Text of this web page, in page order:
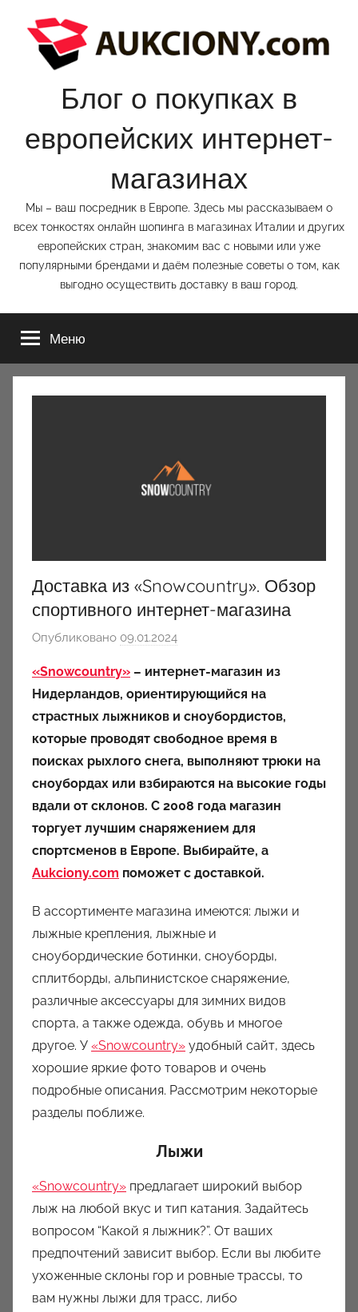
содержимому
Блог о покупках в
европейских интернет-
магазинах
Мы – ваш посредник в Европе. Здесь мы рассказываем о
всех тонкостях онлайн шопинга в магазинах Италии и других
европейских стран, знакомим вас с новыми или уже
популярными брендами и даём полезные советы о том, как
выгодно осуществить доставку в ваш город.
Меню
Доставка из «Snowcountry». Обзор
спортивного интернет-магазина
Опубликовано 09.01.2024
т
о
р
о
м
a
u
k
n
y
«Snowcountry» – интернет-магазин из
Нидерландов, ориентирующийся на
страстных лыжников и сноубордистов,
которые проводят свободное время в
поисках рыхлого снега, выполняют трюки на
сноубордах или взбираются на высокие годы
вдали от склонов. С 2008 года магазин
торгует лучшим снаряжением для
спортсменов в Европе. Выбирайте, а
Aukciony.com поможет с доставкой.
В ассортименте магазина имеются: лыжи и
лыжные крепления, лыжные и
сноубордические ботинки, сноуборды,
сплитборды, альпинистское снаряжение,
различные аксессуары для зимних видов
спорта, а также одежда, обувь и многое
другое. У «Snowcountry» удобный сайт, здесь
хорошие яркие фото товаров и очень
подробные описания. Рассмотрим некоторые
разделы поближе.
Лыжи
«Snowcountry» предлагает широкий выбор
лыж на любой вкус и тип катания. Задайтесь
вопросом “Какой я лыжник?”. От ваших
предпочтений зависит выбор. Если вы любите
ухоженные склоны гор и ровные трассы, то
вам нужны лыжи для трасс, либо